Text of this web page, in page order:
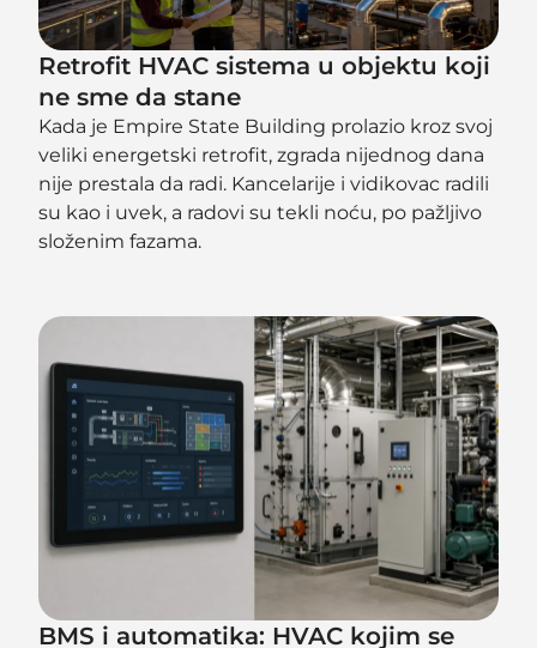
Retrofit HVAC sistema u objektu koji
ne sme da stane
Kada je Empire State Building prolazio kroz svoj
veliki energetski retrofit, zgrada nijednog dana
nije prestala da radi. Kancelarije i vidikovac radili
su kao i uvek, a radovi su tekli noću, po pažljivo
složenim fazama.
BMS i automatika: HVAC kojim se